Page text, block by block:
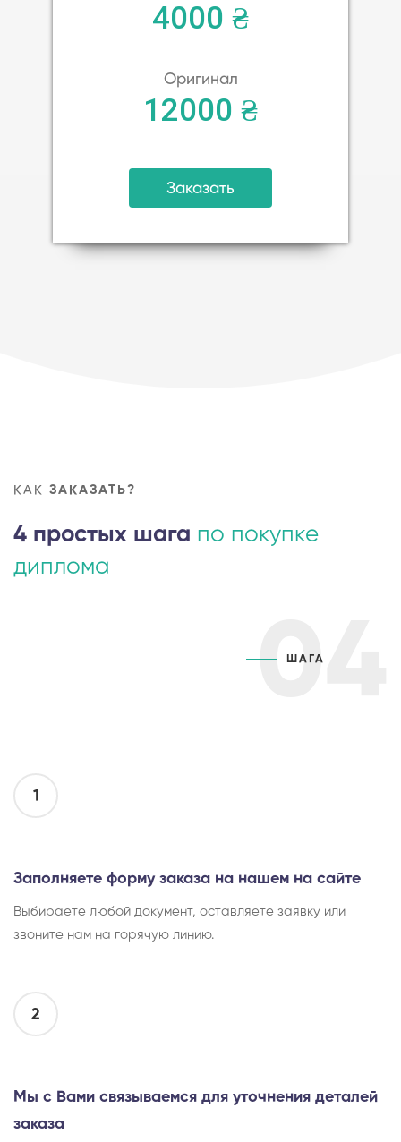
4000 ₴
Оригинал
12000 ₴
Заказать
КАК ЗАКАЗАТЬ?
4 простых шага по покупке
диплома
04
ШАГА
1
Заполняете форму заказа на нашем на сайте
Выбираете любой документ, оставляете заявку или
звоните нам на горячую линию.
2
Мы с Вами связываемся для уточнения деталей
заказа